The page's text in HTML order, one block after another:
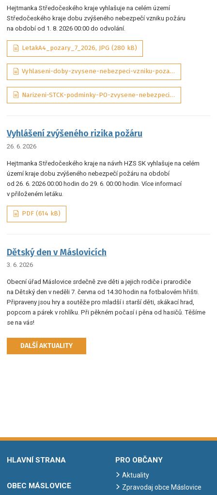
Hejtmanka Středočeského kraje vyhlašuje na celém území
Středočeského kraje dobu zvýšeného nebezpečí vzniku požáru
na období od 1. 8. 2026 00:00 do odvolání.
LetakA4_pozary_7_2026, JPG (280 kB)
Vyhlaseni-doby-zvysene-nebezpeci-vzniku-pozaru-07-2026-sig_aDQP3Wd, PDF (292 kB)
Narizeni-STCK-podminky-PO-zvysene-nebezpeci-pozaru-01-2025-ASPI_tObrJIM, PDF (131 kB)
Vyhlášení zvýšeného rizika požáru
26. 6. 2026
Hejtmanka Středočeského kraje na návrh HZS SK vyhlašuje na celém
území kraje dobu zvýšeného nebezpečí požáru na období
od 26. 6. 2026 00:00 hodin do 29. 6. 00:00 hodin. Více informací
v přiloženém letáku.
PDF (614 kB)
Dětský den v Máslovicích
3. 6. 2026
Obecní úřad Máslovice srdečně zve děti a jejich rodiče i prarodiče
na Dětský den v neděli 7. června od 14.30 hodin na fotbalovém hřišti.
Připraveny jsou hry a soutěže pro mladší i starší děti, skákací hrad,
popcorn a párek v rohlíku. Při pěkném počasí i pěna od hasičů. Těšíme
se na vás!
DALŠÍ AKTUALITY
HLAVNÍ STRANA
OBEC MÁSLOVICE
PRO OBČANY
Aktuality
Zpravodaj obce Máslovice